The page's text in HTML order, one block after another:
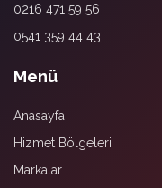
0216 471 59 56
0541 359 44 43
Menü
Anasayfa
Hizmet Bölgeleri
Markalar